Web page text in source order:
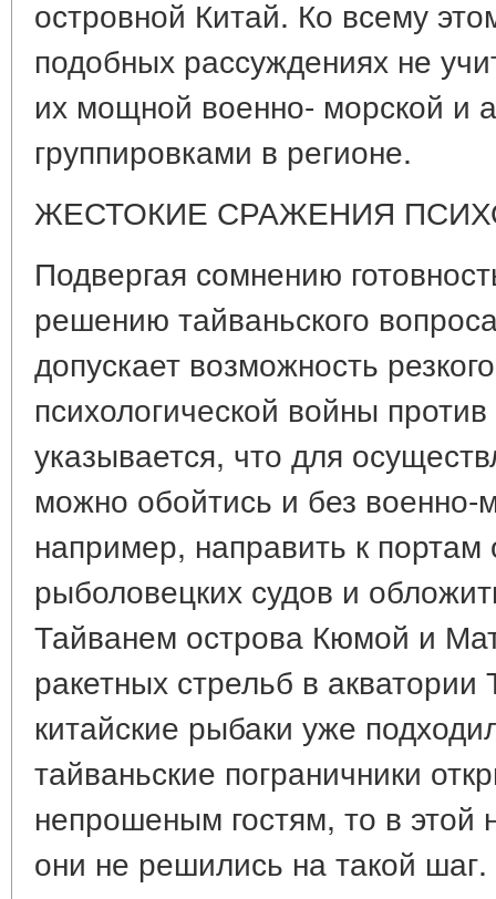
островной Китай. Ко всему
подобных рассуждениях не
их мощной военно- морской и
группировками в регионе.
ЖЕСТОКИЕ СРАЖЕНИЯ
Подвергая сомнению
решению тайваньского
допускает возможность
психологической войны
указывается, что для
можно обойтись и без военно-
например, направить к портам
рыболовецких судов и
Тайванем острова Кюмой и
ракетных стрельб в акватории
китайские рыбаки уже
тайваньские пограничники
непрошеным гостям, то в этой
они не решились на такой шаг.